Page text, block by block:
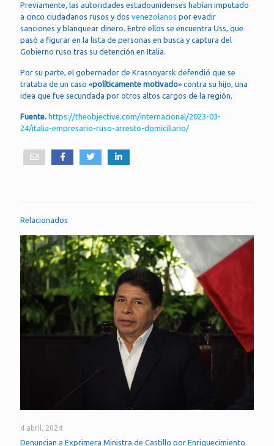
Previamente, las autoridades estadounidenses habían imputado
a cinco ciudadanos rusos y dos venezolanos por evadir
sanciones y blanquear dinero. Entre ellos se encuentra Uss, que
pasó a figurar en la lista de personas en busca y captura del
Gobierno ruso tras su detención en Italia.
Por su parte, el gobernador de Krasnoyarsk defendió que se
trataba de un caso «políticamente motivado» contra su hijo, una
idea que fue secundada por otros altos cargos de la región.
Fuente. https://theobjective.com/internacional/2023-03-
24/italia-empresario-ruso-arresto-domiciliario/
Relacionados
4 abril, 2024
Denuncian a Exprimera Ministra de Castillo por Enriquecimiento